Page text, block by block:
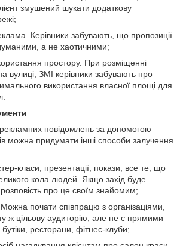
змушений шукати додаткову
Керівники забувають, що пропозиції
а не хаотичними;
простору. При розміщенні
вулиці, ЗМІ керівники забувають про
використання власної площі для
повідомлень за допомогою
можна придумати інші способи залучення
класи, презентації, покази, все те, що
кола людей. Якщо захід буде
розповість про це своїм знайомим;
почати співпрацю з організаціями,
ж цільову аудиторію, але не є прямими
ресторани, фітнес-клуби;